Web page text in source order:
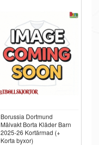
Borussia Dortmund
Målvakt Borta Kläder Barn
2025-26 Kortärmad (+
Korta byxor)